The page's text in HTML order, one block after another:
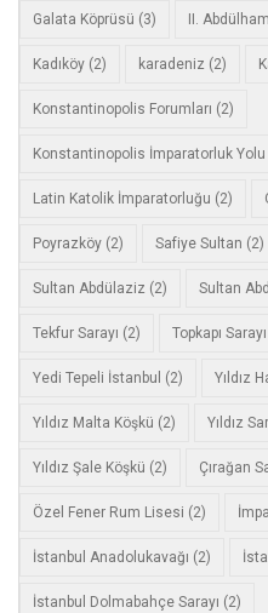
Galata Köprüsü (3) II.
Kadıköy (2) karadeniz (2)
Konstantinopolis Forumları (2)
Konstantinopolis İmparatorluk Yolu
Latin Katolik İmparatorluğu (2)
Poyrazköy (2) Safiye Sultan (2)
Sultan Abdülaziz (2) Sultan
Tekfur Sarayı (2) Topkapı
Yedi Tepeli İstanbul (2) Yıldız
Yıldız Malta Köşkü (2) Yıldız
Yıldız Şale Köşkü (2) Çırağan
Özel Fener Rum Lisesi (2)
İstanbul Anadolukavağı (2)
İstanbul Dolmabahçe Sarayı (2)